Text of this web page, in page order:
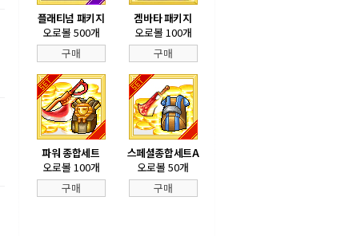
플래티넘 패키지
오로볼 500개
구매
겜바타 패키지
오로볼 100개
구매
파워 종합세트
오로볼 100개
구매
스페셜종합세트A
오로볼 50개
구매